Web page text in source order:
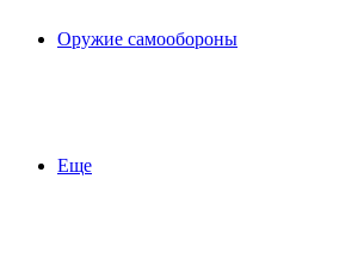
Оружие самообороны
Еще